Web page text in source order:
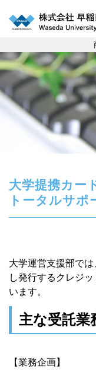
大学提携カー
トータルサポ
大学運営支援部で
し発行するクレジ
います。
主な受託業
【業務企画】